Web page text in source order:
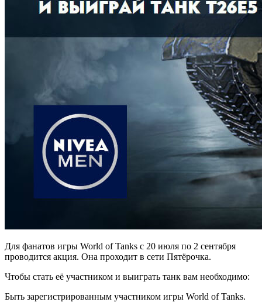
Для фанатов игры World of Tanks с 20 июля по 2 сентября
проводится акция. Она проходит в сети Пятёрочка.
Чтобы стать её участником и выиграть танк вам необходимо:
Быть зарегистрированным участником игры World of Tanks.